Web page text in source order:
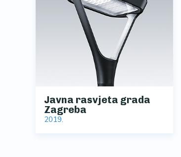
Javna rasvjeta grada
Zagreba
2019.